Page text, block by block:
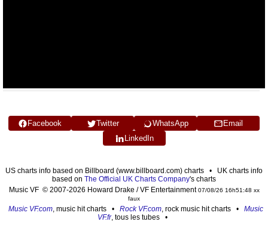
Facebook Twitter WhatsApp
Email
LinkedIn
US charts info based on Billboard (www.billboard.com) charts • UK charts info
based on The Official UK Charts Company's charts
Music VF © 2007-2026 Howard Drake / VF Entertainment07/08/26 16h51:48 xx
faux
Music VF.com, music hit charts • Rock VF.com, rock music hit charts • Music
VF.fr, tous les tubes •